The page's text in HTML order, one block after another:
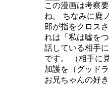
この漫画は考察
ね。 ちなみに鹿
郎が指をクロス
れは「私は嘘を
話している相手
です。 （相手に
加護を（グッド
お兄ちゃんの好